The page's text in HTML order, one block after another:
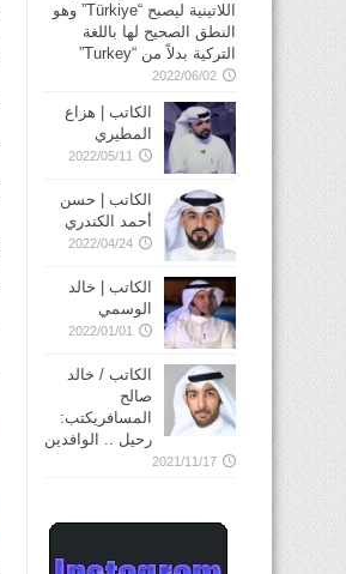
اللاتينية ليصبح “Türkiye” وهو
النطق الصحيح لها باللغة
التركية بدلاً من “Turkey”
2022/06/02
الكاتب | هزاع
المطيري
2022/05/11
الكاتب | حسن
أحمد الكندري
2022/04/24
الكاتب | خالد
الوسمي
2022/01/01
الكاتب / خالد
صالح
المسافريكتب:
رحيل .. الوافدين
2021/11/17